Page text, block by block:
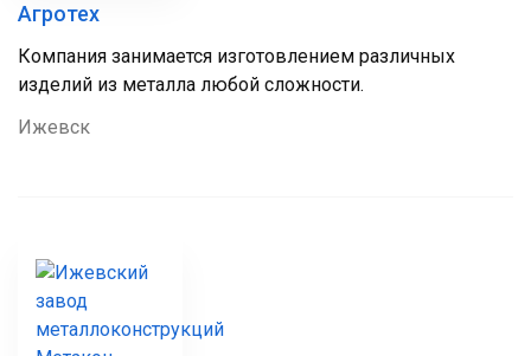
Агротех
Компания занимается изготовлением различных
изделий из металла любой сложности.
Ижевск